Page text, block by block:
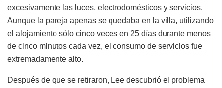
excesivamente las luces, electrodomésticos y servicios.
Aunque la pareja apenas se quedaba en la villa, utilizando
el alojamiento sólo cinco veces en 25 días durante menos
de cinco minutos cada vez, el consumo de servicios fue
extremadamente alto.
Después de que se retiraron, Lee descubrió el problema